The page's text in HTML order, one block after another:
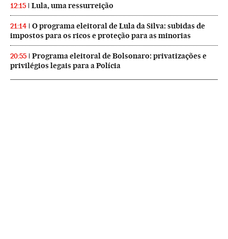
12:15 Lula, uma ressurreição
21:14
O programa eleitoral de Lula da Silva: subidas de
impostos para os ricos e proteção para as minorias
20:55
Programa eleitoral de Bolsonaro: privatizações e
privilégios legais para a Polícia